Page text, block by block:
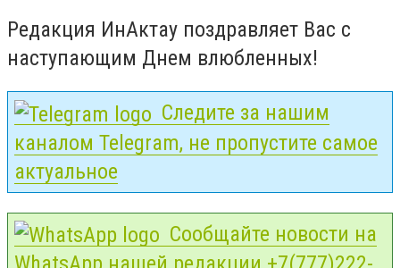
Редакция ИнАктау поздравляет Вас с
наступающим Днем влюбленных!
Следите за нашим
каналом Telegram, не пропустите самое
актуальное
Сообщайте новости на